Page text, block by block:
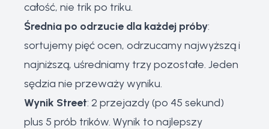
całość, nie trik po triku.
Średnia po odrzucie dla każdej próby:
sortujemy pięć ocen, odrzucamy najwyższą i
najniższą, uśredniamy trzy pozostałe. Jeden
sędzia nie przeważy wyniku.
Wynik Street: 2 przejazdy (po 45 sekund)
plus 5 prób trików. Wynik to najlepszy